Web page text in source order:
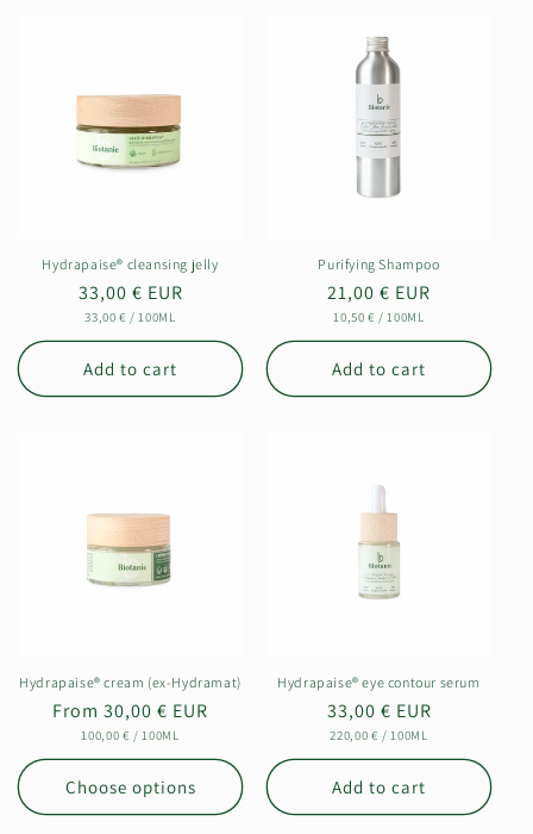
Hydrapaise® cleansing jelly
Regular
price
33,00 € EUR
UNIT
33,00 € / PER
100ML
Add to cart
Purifying Shampoo
Regular
price
21,00 € EUR
UNIT
10,50 € / PER
100ML
Add to cart
Hydrapaise® cream (ex-Hydramat)
Regular
price
From 30,00 € EUR
UNIT
100,00 € / PER
100ML
Choose options
Hydrapaise® eye contour serum
Regular
price
33,00 € EUR
UNIT
220,00 € / PER
100ML
Add to cart